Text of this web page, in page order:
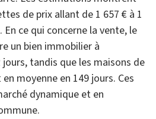
de prix allant de 1 657 € à 1
ce qui concerne la vente, le
un bien immobilier à
tandis que les maisons de
moyenne en 149 jours. Ces
dynamique et en